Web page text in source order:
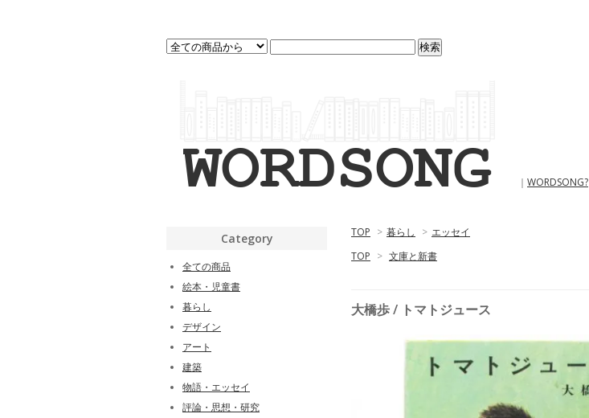
｜ WORDSONG?
TOP > 暮らし > エッセイ
TOP > 文庫と新書
大橋歩 / トマトジュース
Category
全ての商品
絵本・児童書
暮らし
デザイン
アート
建築
物語・エッセイ
評論・思想・研究